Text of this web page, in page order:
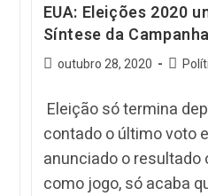
EUA: Eleições 2020
Síntese da Campanha
outubro 28, 2020
Eleição só termina
contado o último voto e
anunciado o resultado
como jogo, só acaba